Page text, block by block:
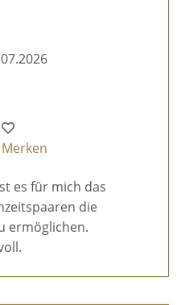
Merken
es für mich das
die
ermöglichen.